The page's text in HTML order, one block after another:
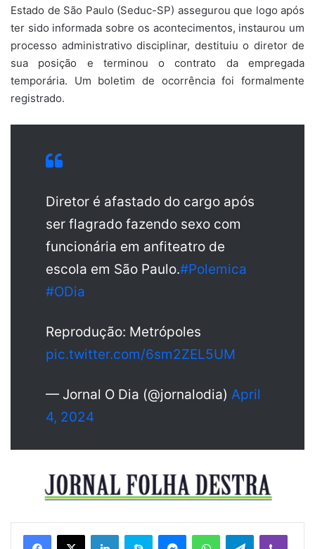
Estado de São Paulo (Seduc-SP) assegurou que logo após
ter sido informada sobre os acontecimentos, instaurou um
processo administrativo disciplinar, destituiu o diretor de
sua posição e terminou o contrato da empregada
temporária. Um boletim de ocorrência foi formalmente
registrado.
Diretor é afastado do cargo após
ser flagrado fazendo sexo com
funcionária em anfiteatro de
escola em São Paulo.#Polemica
#ODia
Reprodução: Metrópoles
pic.twitter.com/6sm2ZEL5UM
— Jornal O Dia (@jornalodia) April
4, 2024
Telegram